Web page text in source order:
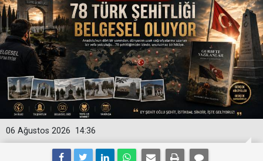
14:36
06 Ağustos 2026